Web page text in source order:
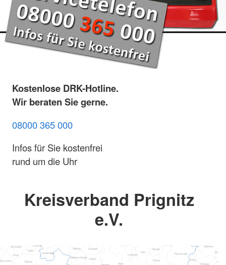
Kostenlose DRK-Hotline.
Wir beraten Sie gerne.
08000 365 000
Infos für Sie kostenfrei
rund um die Uhr
Kreisverband Prignitz
e.V.